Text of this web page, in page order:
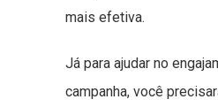
mais efetiva.
Já para ajudar no
campanha, você